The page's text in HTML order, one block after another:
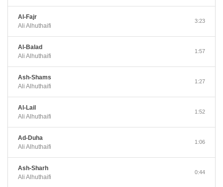
Al-Fajr
Ali Alhuthaifi
3:23
Al-Balad
Ali Alhuthaifi
1:57
Ash-Shams
Ali Alhuthaifi
1:27
Al-Lail
Ali Alhuthaifi
1:52
Ad-Duha
Ali Alhuthaifi
1:06
Ash-Sharh
Ali Alhuthaifi
0:44